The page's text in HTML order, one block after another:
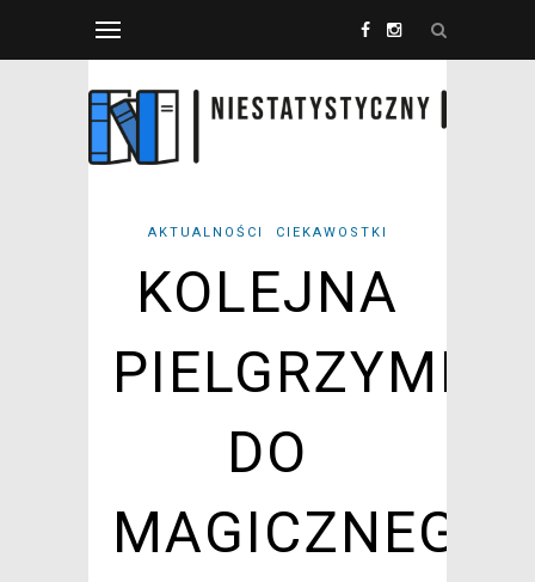
AKTUALNOŚCI CIEKAWOSTKI
KOLEJNA
PIELGRZYMKA
DO
MAGICZNEGO